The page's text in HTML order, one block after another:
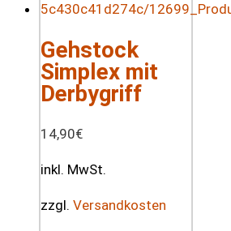
Gehstock
Simplex mit
Derbygriff
14,90€
inkl. MwSt.
zzgl. Versandkosten